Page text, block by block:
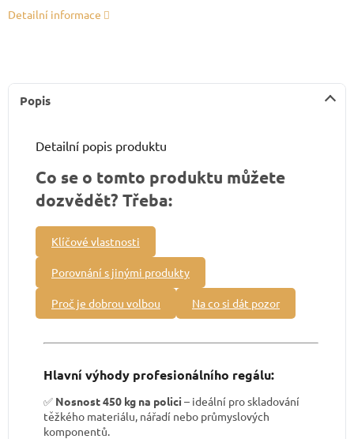
Detailní informace
Popis
Detailní popis produktu
Co se o tomto produktu můžete
dozvědět? Třeba:
Klíčové vlastnosti
Porovnání s jinými produkty
Proč je dobrou volbou Na co si dát pozor
Hlavní výhody profesionálního regálu:
✅ Nosnost 450 kg na polici – ideální pro skladování
těžkého materiálu, nářadí nebo průmyslových
komponentů.